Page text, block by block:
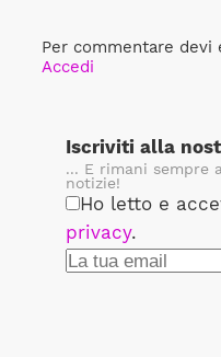
Per commentare
Accedi
Iscriviti alla
... E rimani sempre
notizie!
Ho letto e
privacy.